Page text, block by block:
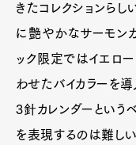
きたコレクションらし
に艶やかなサーモン
ック限定ではイエロ
わせたバイカラーを導
3針カレンダーという
を表現するのは難し